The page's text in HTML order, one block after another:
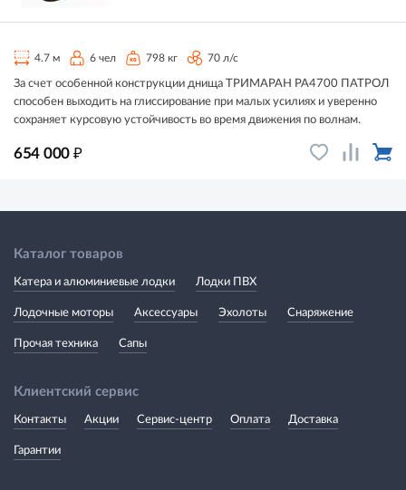
4.7 м 6 чел 798 кг 70 л/с
За счет особенной конструкции днища ТРИМАРАН РА4700 ПАТРОЛ
способен выходить на глиссирование при малых усилиях и уверенно
сохраняет курсовую устойчивость во время движения по волнам.
654 000 ₽
Каталог товаров
Катера и алюминиевые лодки Лодки ПВХ
Лодочные моторы Аксессуары Эхолоты Снаряжение
Прочая техника Сапы
Клиентский сервис
Контакты Акции Сервис-центр Оплата Доставка
Гарантии